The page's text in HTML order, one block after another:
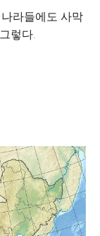
라들에도 사막
렇다.